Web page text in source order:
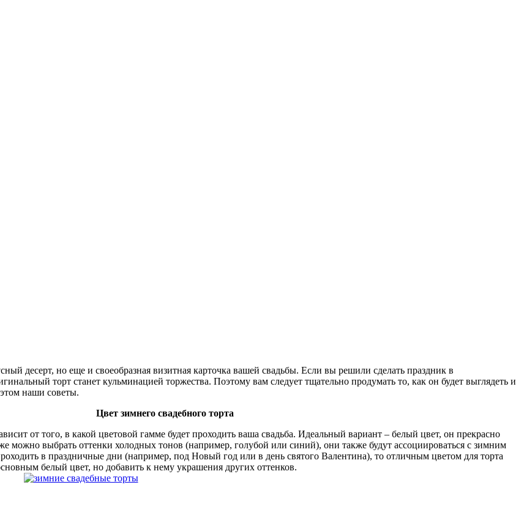
десерт, но еще и своеобразная визитная карточка вашей свадьбы. Если вы решили сделать праздник в
торт станет кульминацией торжества. Поэтому вам следует тщательно продумать то, как он будет выглядеть и
наши советы.
Цвет зимнего свадебного торта
от того, в какой цветовой гамме будет проходить ваша свадьба. Идеальный вариант – белый цвет, он прекрасно
можно выбрать оттенки холодных тонов (например, голубой или синий), они также будут ассоциироваться с зимним
в праздничные дни (например, под Новый год или в день святого Валентина), то отличным цветом для торта
белый цвет, но добавить к нему украшения других оттенков.